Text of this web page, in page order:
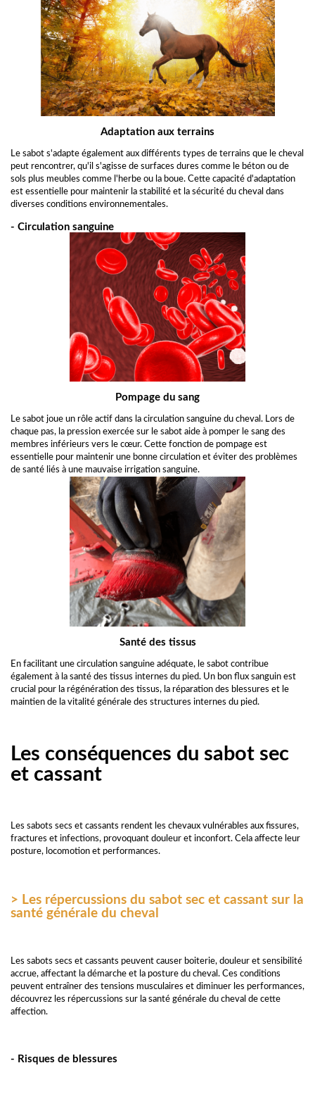
Adaptation aux terrains
Le sabot s'adapte également aux différents types de terrains que le cheval
peut rencontrer, qu'il s'agisse de surfaces dures comme le béton ou de
sols plus meubles comme l'herbe ou la boue. Cette capacité d'adaptation
est essentielle pour maintenir la stabilité et la sécurité du cheval dans
diverses conditions environnementales.
- Circulation sanguine
Pompage du sang
Le sabot joue un rôle actif dans la circulation sanguine du cheval. Lors de
chaque pas, la pression exercée sur le sabot aide à pomper le sang des
membres inférieurs vers le cœur. Cette fonction de pompage est
essentielle pour maintenir une bonne circulation et éviter des problèmes
de santé liés à une mauvaise irrigation sanguine.
Santé des tissus
En facilitant une circulation sanguine adéquate, le sabot contribue
également à la santé des tissus internes du pied. Un bon flux sanguin est
crucial pour la régénération des tissus, la réparation des blessures et le
maintien de la vitalité générale des structures internes du pied.
Les conséquences du sabot sec
et cassant
Les sabots secs et cassants rendent les chevaux vulnérables aux fissures,
fractures et infections, provoquant douleur et inconfort. Cela affecte leur
posture, locomotion et performances.
> Les répercussions du sabot sec et cassant sur la
santé générale du cheval
Les sabots secs et cassants peuvent causer boiterie, douleur et sensibilité
accrue, affectant la démarche et la posture du cheval. Ces conditions
peuvent entraîner des tensions musculaires et diminuer les performances,
découvrez les répercussions sur la santé générale du cheval de cette
affection.
- Risques de blessures